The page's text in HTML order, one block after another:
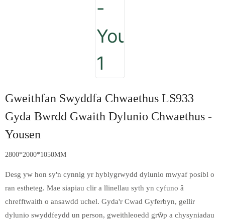
Gweithfan Swyddfa Chwaethus LS933
Gyda Bwrdd Gwaith Dylunio Chwaethus -
Yousen
2800*2000*1050MM
Desg yw hon sy'n cynnig yr hyblygrwydd dylunio mwyaf posibl o
ran estheteg. Mae siapiau clir a llinellau syth yn cyfuno â
chrefftwaith o ansawdd uchel. Gyda'r Cwad Gyferbyn, gellir
dylunio swyddfeydd un person, gweithleoedd grŵp a chysyniadau